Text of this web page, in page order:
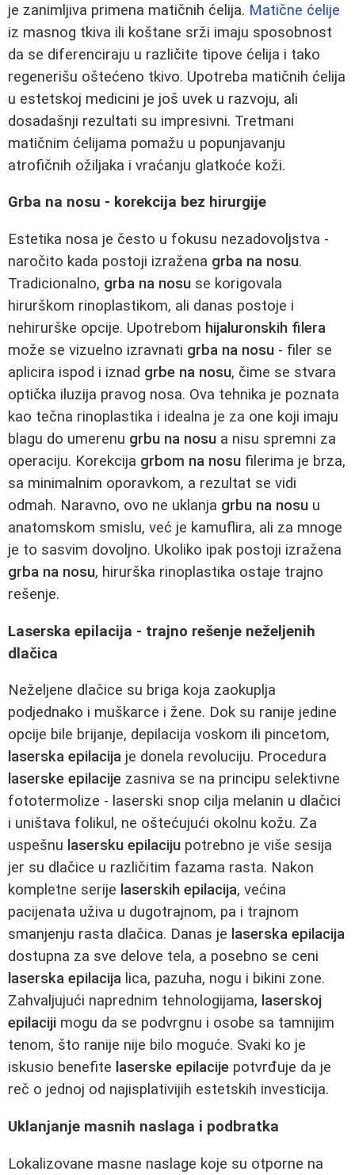
je zanimljiva primena matičnih ćelija. Matične ćelije
iz masnog tkiva ili koštane srži imaju sposobnost
da se diferenciraju u različite tipove ćelija i tako
regenerišu oštećeno tkivo. Upotreba matičnih ćelija
u estetskoj medicini je još uvek u razvoju, ali
dosadašnji rezultati su impresivni. Tretmani
matičnim ćelijama pomažu u popunjavanju
atrofičnih ožiljaka i vraćanju glatkoće koži.
Grba na nosu - korekcija bez hirurgije
Estetika nosa je često u fokusu nezadovoljstva -
naročito kada postoji izražena grba na nosu.
Tradicionalno, grba na nosu se korigovala
hirurškom rinoplastikom, ali danas postoje i
nehirurške opcije. Upotrebom hijaluronskih filera
može se vizuelno izravnati grba na nosu - filer se
aplicira ispod i iznad grbe na nosu, čime se stvara
optička iluzija pravog nosa. Ova tehnika je poznata
kao tečna rinoplastika i idealna je za one koji imaju
blagu do umerenu grbu na nosu a nisu spremni za
operaciju. Korekcija grbom na nosu filerima je brza,
sa minimalnim oporavkom, a rezultat se vidi
odmah. Naravno, ovo ne uklanja grbu na nosu u
anatomskom smislu, već je kamuflira, ali za mnoge
je to sasvim dovoljno. Ukoliko ipak postoji izražena
grba na nosu, hirurška rinoplastika ostaje trajno
rešenje.
Laserska epilacija - trajno rešenje neželjenih
dlačica
Neželjene dlačice su briga koja zaokuplja
podjednako i muškarce i žene. Dok su ranije jedine
opcije bile brijanje, depilacija voskom ili pincetom,
laserska epilacija je donela revoluciju. Procedura
laserske epilacije zasniva se na principu selektivne
fototermolize - laserski snop cilja melanin u dlačici
i uništava folikul, ne oštećujući okolnu kožu. Za
uspešnu lasersku epilaciju potrebno je više sesija
jer su dlačice u različitim fazama rasta. Nakon
kompletne serije laserskih epilacija, većina
pacijenata uživa u dugotrajnom, pa i trajnom
smanjenju rasta dlačica. Danas je laserska epilacija
dostupna za sve delove tela, a posebno se ceni
laserska epilacija lica, pazuha, nogu i bikini zone.
Zahvaljujući naprednim tehnologijama, laserskoj
epilaciji mogu da se podvrgnu i osobe sa tamnijim
tenom, što ranije nije bilo moguće. Svaki ko je
iskusio benefite laserske epilacije potvrđuje da je
reč o jednoj od najisplativijih estetskih investicija.
Uklanjanje masnih naslaga i podbratka
Lokalizovane masne naslage koje su otporne na